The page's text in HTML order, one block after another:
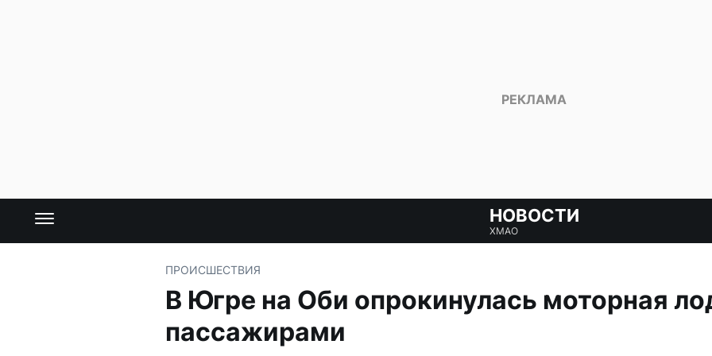
НОВОСТИ
ХМАО
ПРОИСШЕСТВИЯ
В Югре на Оби опрокинулась моторная
пассажирами